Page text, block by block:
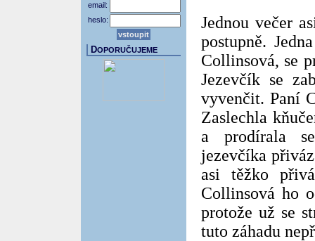
Jednou večer
postupně.
Collinsová, se
Jezevčík se
vyvenčit. Paní
Zaslechla
a prodírala
jezevčíka
asi těžko
Collinsová ho
protože už se
tuto záhadu
email:
heslo:
DOPORUČUJEME